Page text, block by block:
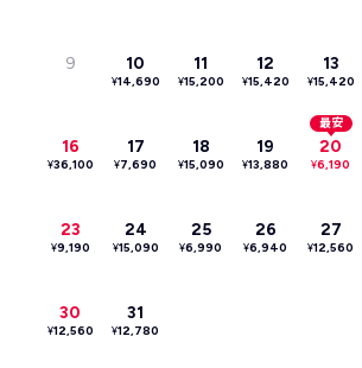
9 10
¥14,690
11
¥15,200
12
¥15,420
13
¥15,420
16
¥36,100
17
¥7,690
18
¥15,090
19
¥13,880
最安
20
¥6,190
23
¥9,190
24
¥15,090
25
¥6,990
26
¥6,940
27
¥12,560
30
¥12,560
31
¥12,780